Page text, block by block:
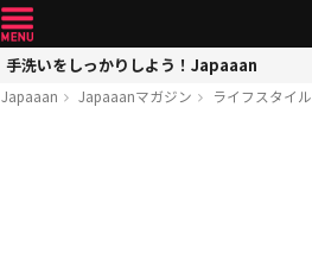
手洗いをしっかりしよう！Japaaan
Japaaan Japaaanマガジン ライフスタイル